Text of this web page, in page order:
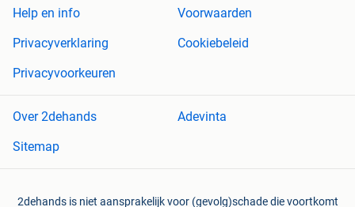
Help en info
Voorwaarden
Privacyverklaring
Cookiebeleid
Privacyvoorkeuren
Over 2dehands
Adevinta
Sitemap
2dehands is niet aansprakelijk voor (gevolg)schade die voortkomt